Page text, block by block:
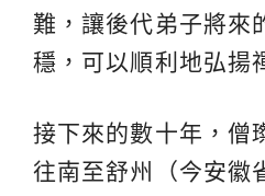
難，讓後代弟子將來
穩，可以順利地弘揚
接下來的數十年，僧
往南至舒州（今安徽